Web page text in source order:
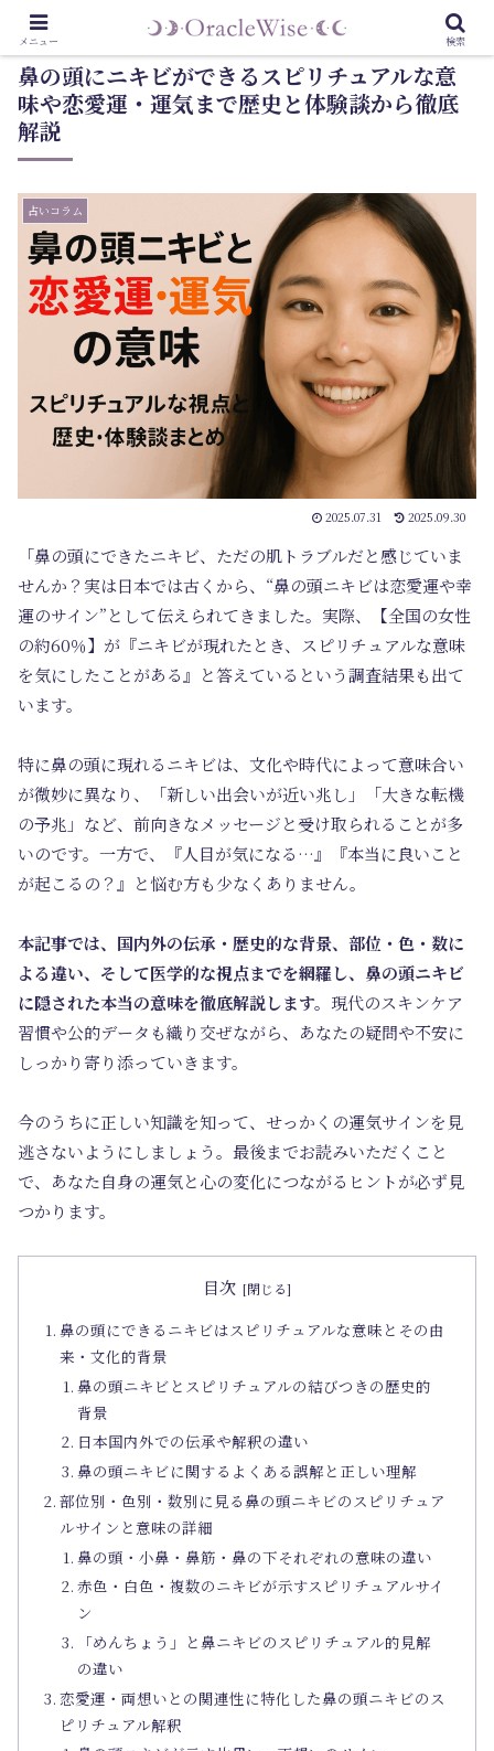
鼻の頭にニキビができるスピリチュアルな意
味や恋愛運・運気まで歴史と体験談から徹底
解説
占いコラム
2025.07.31 2025.09.30
「鼻の頭にできたニキビ、ただの肌トラブルだと感じていま
せんか？実は日本では古くから、“鼻の頭ニキビは恋愛運や幸
運のサイン”として伝えられてきました。実際、【全国の女性
の約60％】が『ニキビが現れたとき、スピリチュアルな意味
を気にしたことがある』と答えているという調査結果も出て
います。
特に鼻の頭に現れるニキビは、文化や時代によって意味合い
が微妙に異なり、「新しい出会いが近い兆し」「大きな転機
の予兆」など、前向きなメッセージと受け取られることが多
いのです。一方で、『人目が気になる…』『本当に良いこと
が起こるの？』と悩む方も少なくありません。
本記事では、国内外の伝承・歴史的な背景、部位・色・数に
よる違い、そして医学的な視点までを網羅し、鼻の頭ニキビ
に隠された本当の意味を徹底解説します。 現代のスキンケア
習慣や公的データも織り交ぜながら、あなたの疑問や不安に
しっかり寄り添っていきます。
今のうちに正しい知識を知って、せっかくの運気サインを見
逃さないようにしましょう。最後までお読みいただくこと
で、あなた自身の運気と心の変化につながるヒントが必ず見
つかります。
目次
鼻の頭にできるニキビはスピリチュアルな意味とその由
来・文化的背景
鼻の頭ニキビとスピリチュアルの結びつきの歴史的
背景
日本国内外での伝承や解釈の違い
鼻の頭ニキビに関するよくある誤解と正しい理解
部位別・色別・数別に見る鼻の頭ニキビのスピリチュア
ルサインと意味の詳細
鼻の頭・小鼻・鼻筋・鼻の下それぞれの意味の違い
赤色・白色・複数のニキビが示すスピリチュアルサイ
ン
「めんちょう」と鼻ニキビのスピリチュアル的見解
の違い
恋愛運・両想いとの関連性に特化した鼻の頭ニキビのス
ピリチュアル解釈
メニュー 検索